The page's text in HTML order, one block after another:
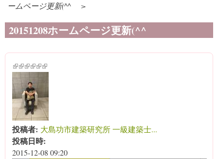
ームページ更新(^^ゞ >
20151208ホームページ更新(^^ゞ
(link is external)
(link is external)
(link is external)
(link is external)
(link is external)
(link is external)
投稿者: 大島功市建築研究所 一級建築士...
投稿日時:
2015-12-08 09:20